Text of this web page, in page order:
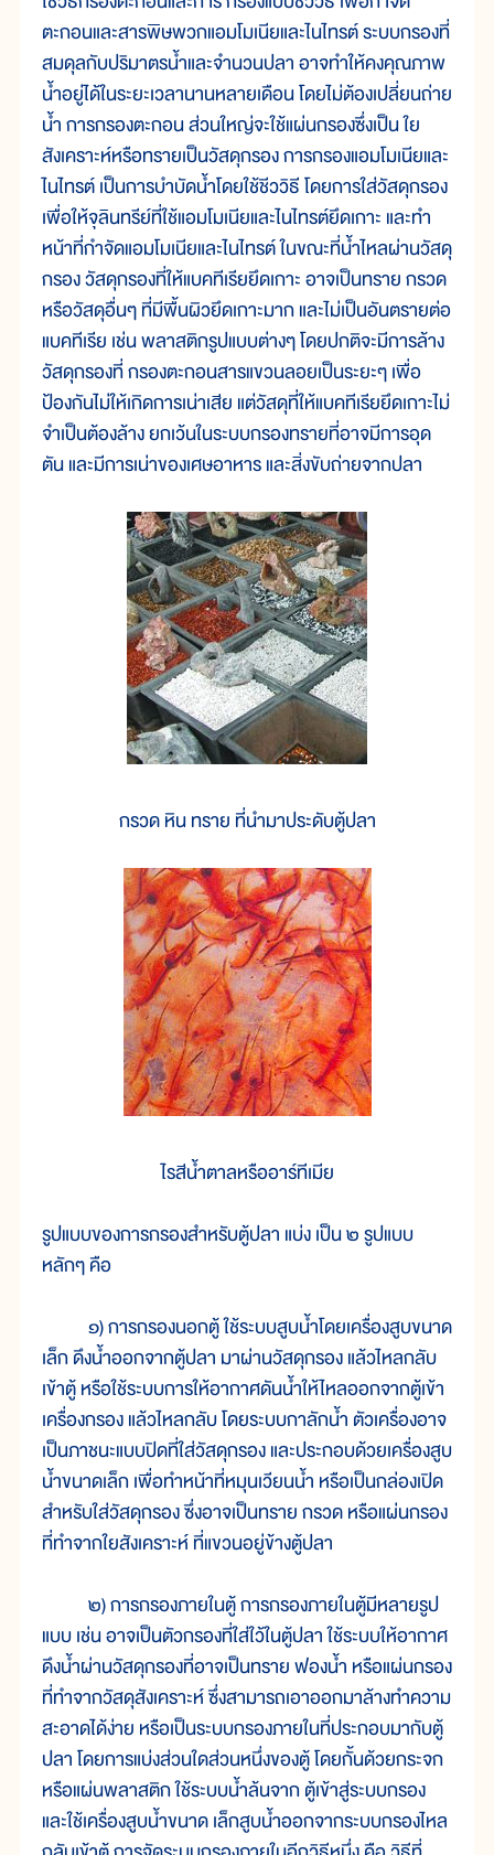
ตะกอนและสารพิษพวกแอมโมเนียและไนไทรต์ ระบบกรองที่
สมดุลกับปริมาตรน้ำและจำนวนปลา อาจทำให้คงคุณภาพ
น้ำอยู่ได้ในระยะเวลานานหลายเดือน โดยไม่ต้องเปลี่ยนถ่าย
น้ำ การกรองตะกอน ส่วนใหญ่จะใช้แผ่นกรองซึ่งเป็น ใย
สังเคราะห์หรือทรายเป็นวัสดุกรอง การกรองแอมโมเนียและ
ไนไทรต์ เป็นการบำบัดน้ำโดยใช้ชีววิธี โดยการใส่วัสดุกรอง
เพื่อให้จุลินทรีย์ที่ใช้แอมโมเนียและไนไทรต์ยึดเกาะ และทำ
หน้าที่กำจัดแอมโมเนียและไนไทรต์ ในขณะที่น้ำไหลผ่านวัสดุ
กรอง วัสดุกรองที่ให้แบคทีเรียยึดเกาะ อาจเป็นทราย กรวด
หรือวัสดุอื่นๆ ที่มีพื้นผิวยึดเกาะมาก และไม่เป็นอันตรายต่อ
แบคทีเรีย เช่น พลาสติกรูปแบบต่างๆ โดยปกติจะมีการล้าง
วัสดุกรองที่ กรองตะกอนสารแขวนลอยเป็นระยะๆ เพื่อ
ป้องกันไม่ให้เกิดการเน่าเสีย แต่วัสดุที่ให้แบคทีเรียยึดเกาะไม่
จำเป็นต้องล้าง ยกเว้นในระบบกรองทรายที่อาจมีการอุด
ตัน และมีการเน่าของเศษอาหาร และสิ่งขับถ่ายจากปลา
กรวด หิน ทราย ที่นำมาประดับตู้ปลา
ไรสีน้ำตาลหรืออาร์ทีเมีย
รูปแบบของการกรองสำหรับตู้ปลา แบ่ง เป็น ๒ รูปแบบ
หลักๆ คือ
๑) การกรองนอกตู้ ใช้ระบบสูบน้ำโดยเครื่องสูบขนาด
เล็ก ดึงน้ำออกจากตู้ปลา มาผ่านวัสดุกรอง แล้วไหลกลับ
เข้าตู้ หรือใช้ระบบการให้อากาศดันน้ำให้ไหลออกจากตู้เข้า
เครื่องกรอง แล้วไหลกลับ โดยระบบกาลักน้ำ ตัวเครื่องอาจ
เป็นภาชนะแบบปิดที่ใส่วัสดุกรอง และประกอบด้วยเครื่องสูบ
น้ำขนาดเล็ก เพื่อทำหน้าที่หมุนเวียนน้ำ หรือเป็นกล่องเปิด
สำหรับใส่วัสดุกรอง ซึ่งอาจเป็นทราย กรวด หรือแผ่นกรอง
ที่ทำจากใยสังเคราะห์ ที่แขวนอยู่ข้างตู้ปลา
๒) การกรองภายในตู้ การกรองภายในตู้มีหลายรูป
แบบ เช่น อาจเป็นตัวกรองที่ใส่ใว้ในตู้ปลา ใช้ระบบให้อากาศ
ดึงน้ำผ่านวัสดุกรองที่อาจเป็นทราย ฟองน้ำ หรือแผ่นกรอง
ที่ทำจากวัสดุสังเคราะห์ ซึ่งสามารถเอาออกมาล้างทำความ
สะอาดได้ง่าย หรือเป็นระบบกรองภายในที่ประกอบมากับตู้
ปลา โดยการแบ่งส่วนใดส่วนหนึ่งของตู้ โดยกั้นด้วยกระจก
หรือแผ่นพลาสติก ใช้ระบบน้ำล้นจาก ตู้เข้าสู่ระบบกรอง
และใช้เครื่องสูบน้ำขนาด เล็กสูบน้ำออกจากระบบกรองไหล